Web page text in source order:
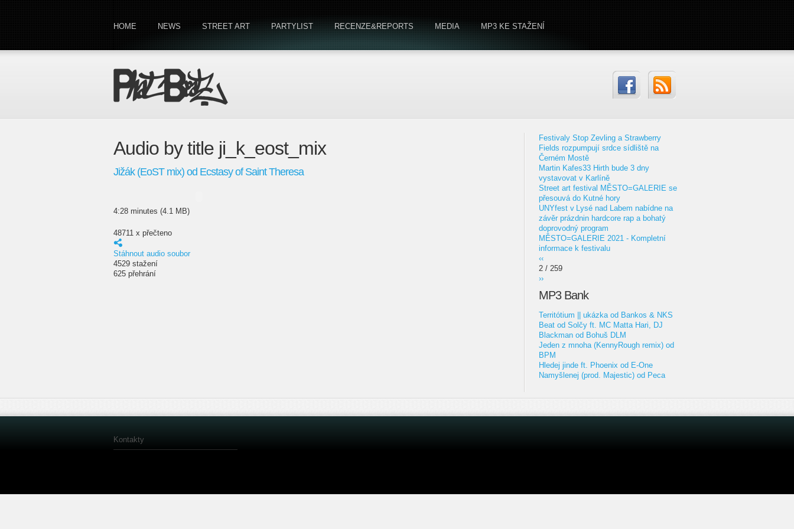
HOME NEWS STREET ART PARTYLIST RECENZE&REPORTS MEDIA MP3 KE STAŽENÍ
Audio by title ji_k_eost_mix
Jižák (EoST mix) od Ecstasy of Saint Theresa
4:28 minutes (4.1 MB)
48711 x přečteno
Stáhnout audio soubor
4529 stažení
625 přehrání
Festivaly Stop Zevling a Strawberry
Fields rozpumpují srdce sídliště na
Černém Mostě
Martin Kafes33 Hirth bude 3 dny
vystavovat v Karlíně
Street art festival MĚSTO=GALERIE se
přesouvá do Kutné hory
UNYfest v Lysé nad Labem nabídne na
závěr prázdnin hardcore rap a bohatý
doprovodný program
MĚSTO=GALERIE 2021 - Kompletní
informace k festivalu
‹‹
2 / 259
››
MP3 Bank
Territótium || ukázka od Bankos & NKS
Beat od Solčy ft. MC Matta Hari, DJ
Blackman od Bohuš DLM
Jeden z mnoha (KennyRough remix) od
BPM
Hledej jinde ft. Phoenix od E-One
Namyšlenej (prod. Majestic) od Peca
Kontakty